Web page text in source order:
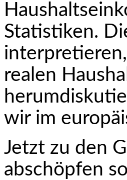
Statistiken.
realen
wir im
Jetzt zu den
abschöpfen